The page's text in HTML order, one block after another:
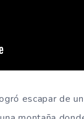
escapar de